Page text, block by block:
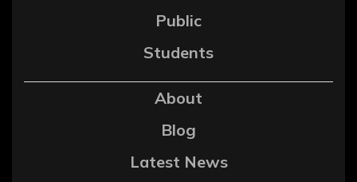
Public
Students
About
Blog
Latest News